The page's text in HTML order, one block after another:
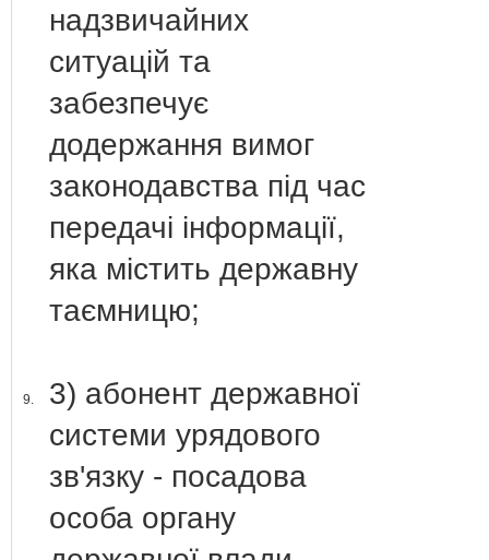
надзвичайних
ситуацій та
забезпечує
додержання вимог
законодавства під час
передачі інформації,
яка містить державну
таємницю;
9.
3) абонент державної
системи урядового
зв'язку - посадова
особа органу